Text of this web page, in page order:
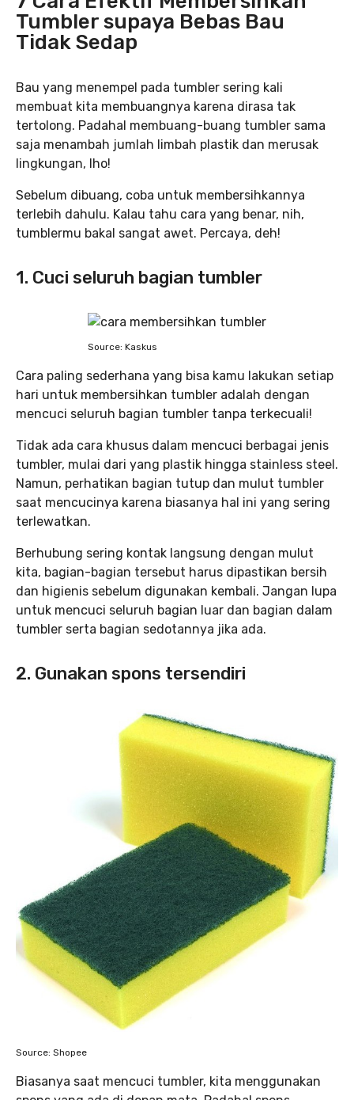
Tumbler supaya Bebas Bau
Tidak Sedap
Bau yang menempel pada tumbler sering kali
membuat kita membuangnya karena dirasa tak
tertolong. Padahal membuang-buang tumbler sama
saja menambah jumlah limbah plastik dan merusak
lingkungan, lho!
Sebelum dibuang, coba untuk membersihkannya
terlebih dahulu. Kalau tahu cara yang benar, nih,
tumblermu bakal sangat awet. Percaya, deh!
1. Cuci seluruh bagian tumbler
Source: Kaskus
Cara paling sederhana yang bisa kamu lakukan setiap
hari untuk membersihkan tumbler adalah dengan
mencuci seluruh bagian tumbler tanpa terkecuali!
Tidak ada cara khusus dalam mencuci berbagai jenis
tumbler, mulai dari yang plastik hingga stainless steel.
Namun, perhatikan bagian tutup dan mulut tumbler
saat mencucinya karena biasanya hal ini yang sering
terlewatkan.
Berhubung sering kontak langsung dengan mulut
kita, bagian-bagian tersebut harus dipastikan bersih
dan higienis sebelum digunakan kembali. Jangan lupa
untuk mencuci seluruh bagian luar dan bagian dalam
tumbler serta bagian sedotannya jika ada.
2. Gunakan spons tersendiri
Source: Shopee
Biasanya saat mencuci tumbler, kita menggunakan